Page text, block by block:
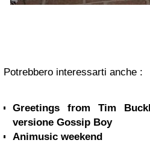
Potrebbero interessarti anche :
Greetings from Tim
versione Gossip Boy
Animusic weekend